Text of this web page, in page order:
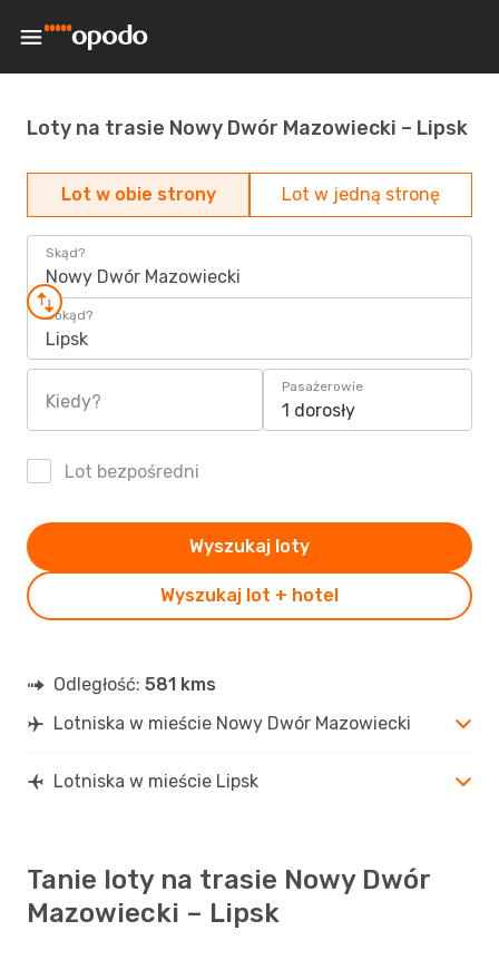
Loty na trasie Nowy Dwór Mazowiecki – Lipsk
Lot w obie strony Lot w jedną stronę
Skąd?
Nowy Dwór Mazowiecki
Dokąd?
Lipsk
Kiedy?
Pasażerowie
1 dorosły
Lot bezpośredni
Wyszukaj lot + hotel
Wyszukaj loty
Odległość: 581 kms
Lotniska w mieście Nowy Dwór Mazowiecki
Lotniska w mieście Lipsk
Tanie loty na trasie Nowy Dwór
Mazowiecki – Lipsk